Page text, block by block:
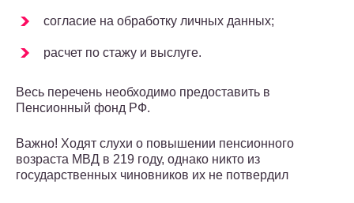
согласие на обработку личных данных;
расчет по стажу и выслуге.
Весь перечень необходимо предоставить в
Пенсионный фонд РФ.
Важно! Ходят слухи о повышении пенсионного
возраста МВД в 219 году, однако никто из
государственных чиновников их не потвердил